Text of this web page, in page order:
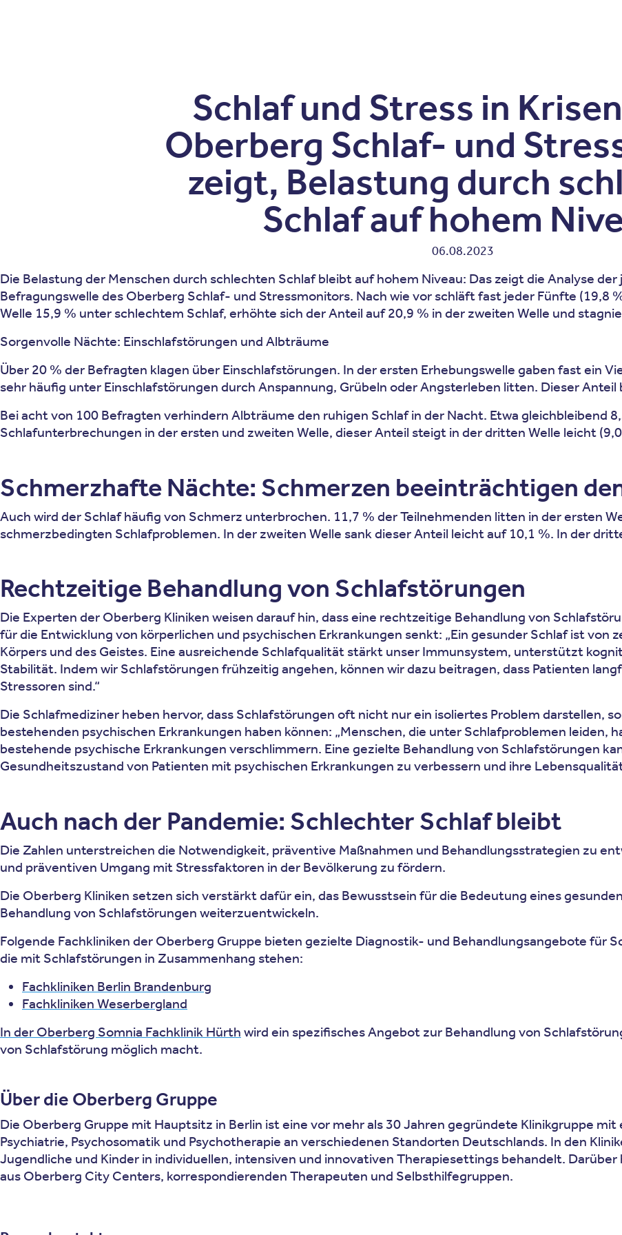
Schlaf und Stress in
Oberberg Schlaf- und
zeigt, Belastung durch
Schlaf auf hohem
06.08.2023
Die Belastung der Menschen durch schlechten Schlaf bleibt auf hohem Niveau: Das zeigt die Analyse
Befragungswelle des Oberberg Schlaf- und Stressmonitors. Nach wie vor schläft fast jeder Fünfte (19,8
Welle 15,9 % unter schlechtem Schlaf, erhöhte sich der Anteil auf 20,9 % in der zweiten Welle und
Sorgenvolle Nächte: Einschlafstörungen und Albträume
Über 20 % der Befragten klagen über Einschlafstörungen. In der ersten Erhebungswelle gaben fast ein
sehr häufig unter Einschlafstörungen durch Anspannung, Grübeln oder Angsterleben litten. Dieser
Bei acht von 100 Befragten verhindern Albträume den ruhigen Schlaf in der Nacht. Etwa gleichbleibend
Schlafunterbrechungen in der ersten und zweiten Welle, dieser Anteil steigt in der dritten Welle leicht
Schmerzhafte Nächte: Schmerzen beeinträchtigen
Auch wird der Schlaf häufig von Schmerz unterbrochen. 11,7 % der Teilnehmenden litten in der ersten
schmerzbedingten Schlafproblemen. In der zweiten Welle sank dieser Anteil leicht auf 10,1 %. In der
Rechtzeitige Behandlung von Schlafstörungen
Die Experten der Oberberg Kliniken weisen darauf hin, dass eine rechtzeitige Behandlung von
für die Entwicklung von körperlichen und psychischen Erkrankungen senkt: „Ein gesunder Schlaf ist von
Körpers und des Geistes. Eine ausreichende Schlafqualität stärkt unser Immunsystem, unterstützt
Stabilität. Indem wir Schlafstörungen frühzeitig angehen, können wir dazu beitragen, dass Patienten
Stressoren sind.“
Die Schlafmediziner heben hervor, dass Schlafstörungen oft nicht nur ein isoliertes Problem darstellen,
bestehenden psychischen Erkrankungen haben können: „Menschen, die unter Schlafproblemen leiden,
bestehende psychische Erkrankungen verschlimmern. Eine gezielte Behandlung von Schlafstörungen
Gesundheitszustand von Patienten mit psychischen Erkrankungen zu verbessern und ihre
Auch nach der Pandemie: Schlechter Schlaf bleibt
Die Zahlen unterstreichen die Notwendigkeit, präventive Maßnahmen und Behandlungsstrategien zu
und präventiven Umgang mit Stressfaktoren in der Bevölkerung zu fördern.
Die Oberberg Kliniken setzen sich verstärkt dafür ein, das Bewusstsein für die Bedeutung eines
Behandlung von Schlafstörungen weiterzuentwickeln.
Folgende Fachkliniken der Oberberg Gruppe bieten gezielte Diagnostik- und Behandlungsangebote für
die mit Schlafstörungen in Zusammenhang stehen:
Fachkliniken Berlin Brandenburg
Fachkliniken Weserbergland
In der Oberberg Somnia Fachklinik Hürth wird ein spezifisches Angebot zur Behandlung von
von Schlafstörung möglich macht.
Über die Oberberg Gruppe
Die Oberberg Gruppe mit Hauptsitz in Berlin ist eine vor mehr als 30 Jahren gegründete Klinikgruppe mit
Psychiatrie, Psychosomatik und Psychotherapie an verschiedenen Standorten Deutschlands. In den
Jugendliche und Kinder in individuellen, intensiven und innovativen Therapiesettings behandelt.
aus Oberberg City Centers, korrespondierenden Therapeuten und Selbsthilfegruppen.